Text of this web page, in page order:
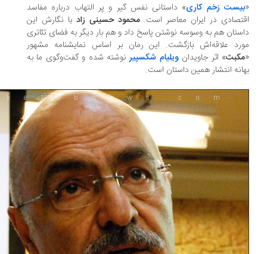
زخم کاری» داستانی نفس ‌گیر و پر التهاب درباره مفاسد
در ایران معاصر است. محمود حسینی زادبا نگارش این
هم به وسوسه نوشتن پاسخ داد و هم بار دیگر به فضای تئاتری
علاقه‌اش بازگشت. این رمان بر اساس نمایشنامه مشهور
» اثر جاویدانویلیام شکسپیرنوشته شده و گفت‌وگوی ما به
انتشار همین داستان است.